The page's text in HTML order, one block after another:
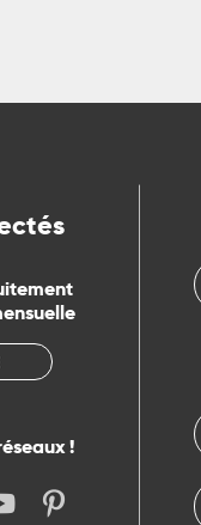
!